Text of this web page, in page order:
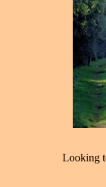
Looking